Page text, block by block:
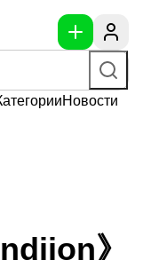
Новости
》